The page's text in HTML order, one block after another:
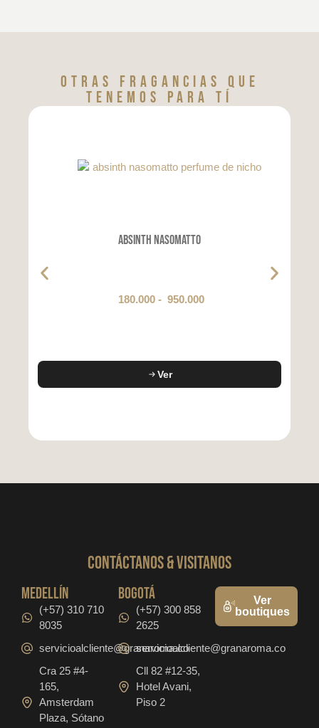
Otras fragancias que
tenemos para tí
Absinth Nasomatto
180.000 - 950.000
Ver
CONTáCTanos & VISITANOS
medellín
(+57) 310 710
8035
servicioalcliente@granaroma.co
Cra 25 #4-
165,
Amsterdam
Plaza, Sótano
bogotá
(+57) 300 858
2625
servicioalcliente@granaroma.co
Cll 82 #12-35,
Hotel Avani,
Piso 2
Ver
boutiques